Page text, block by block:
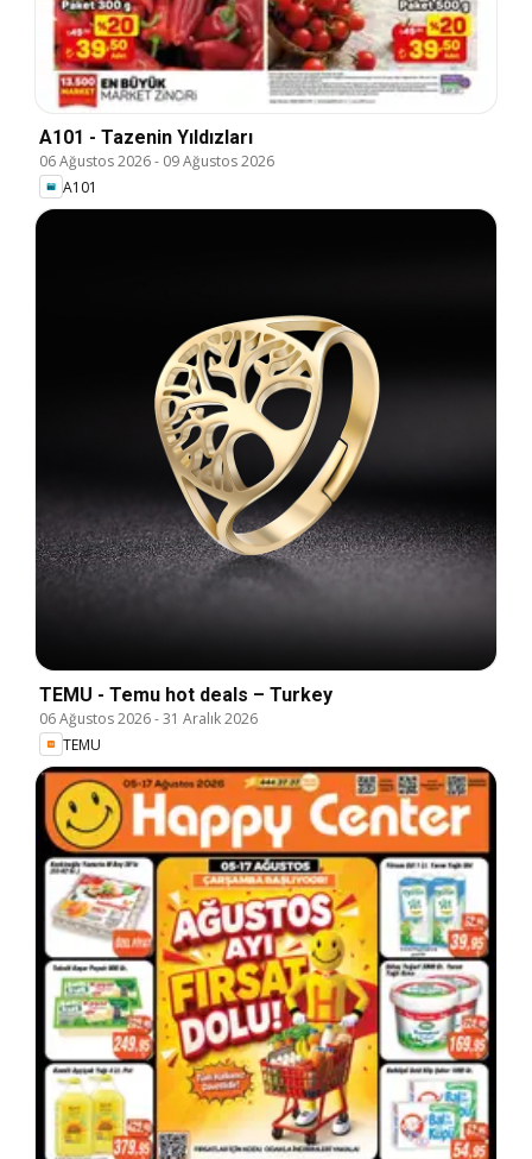
A101 - Tazenin Yıldızları
06 Ağustos 2026- 09 Ağustos 2026
A101
TEMU - Temu hot deals – Turkey
06 Ağustos 2026-31 Aralık 2026
TEMU